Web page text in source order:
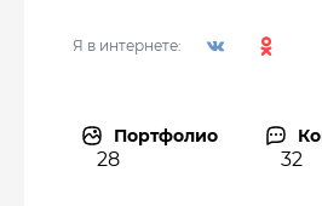
Я в интернете:
Портфолио
28 32